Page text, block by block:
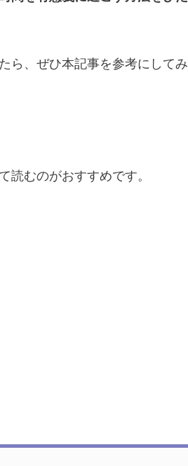
ら、ぜひ本記事を参考にしてみ
読むのがおすすめです。